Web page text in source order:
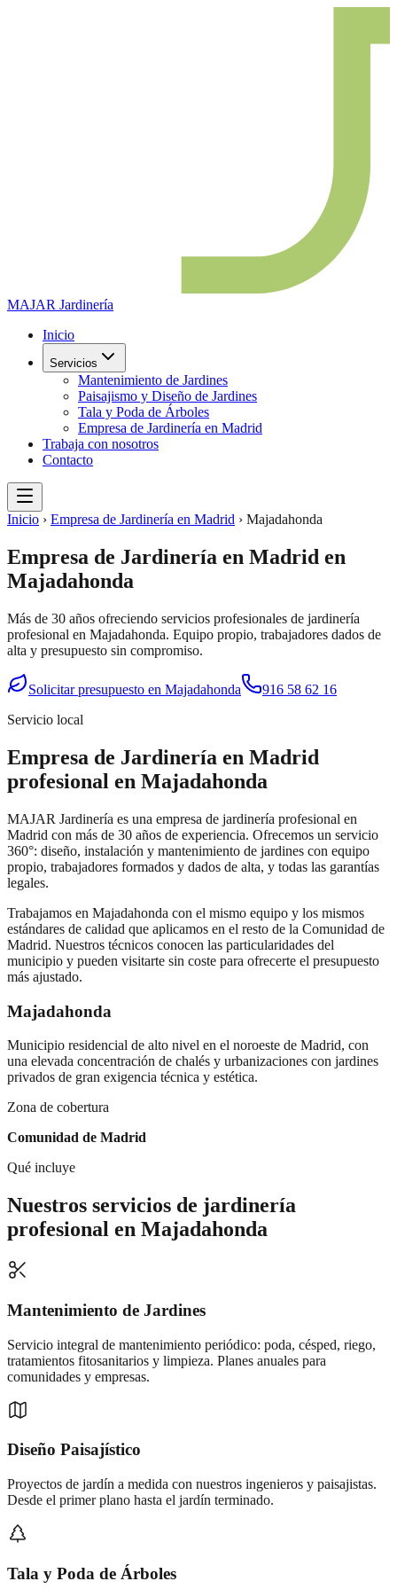
MAJAR Jardinería
Inicio
Servicios
Mantenimiento de Jardines
Paisajismo y Diseño de Jardines
Tala y Poda de Árboles
Empresa de Jardinería en Madrid
Trabaja con nosotros
Contacto
Inicio › Empresa de Jardinería en Madrid › Majadahonda
Empresa de Jardinería en Madrid en
Majadahonda
Más de 30 años ofreciendo servicios profesionales de jardinería
profesional en Majadahonda. Equipo propio, trabajadores dados de
alta y presupuesto sin compromiso.
Solicitar presupuesto en Majadahonda
916 58 62 16
Servicio local
Empresa de Jardinería en Madrid
profesional en Majadahonda
MAJAR Jardinería es una empresa de jardinería profesional en
Madrid con más de 30 años de experiencia. Ofrecemos un servicio
360°: diseño, instalación y mantenimiento de jardines con equipo
propio, trabajadores formados y dados de alta, y todas las garantías
legales.
Trabajamos en Majadahonda con el mismo equipo y los mismos
estándares de calidad que aplicamos en el resto de la Comunidad de
Madrid. Nuestros técnicos conocen las particularidades del
municipio y pueden visitarte sin coste para ofrecerte el presupuesto
más ajustado.
Majadahonda
Municipio residencial de alto nivel en el noroeste de Madrid, con
una elevada concentración de chalés y urbanizaciones con jardines
privados de gran exigencia técnica y estética.
Zona de cobertura
Comunidad de Madrid
Qué incluye
Nuestros servicios de jardinería
profesional en Majadahonda
Mantenimiento de Jardines
Servicio integral de mantenimiento periódico: poda, césped, riego,
tratamientos fitosanitarios y limpieza. Planes anuales para
comunidades y empresas.
Diseño Paisajístico
Proyectos de jardín a medida con nuestros ingenieros y paisajistas.
Desde el primer plano hasta el jardín terminado.
Tala y Poda de Árboles